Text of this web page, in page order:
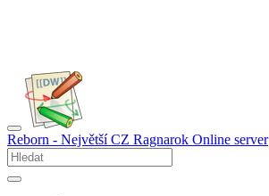
Reborn - Největší CZ Ragnarok Online server